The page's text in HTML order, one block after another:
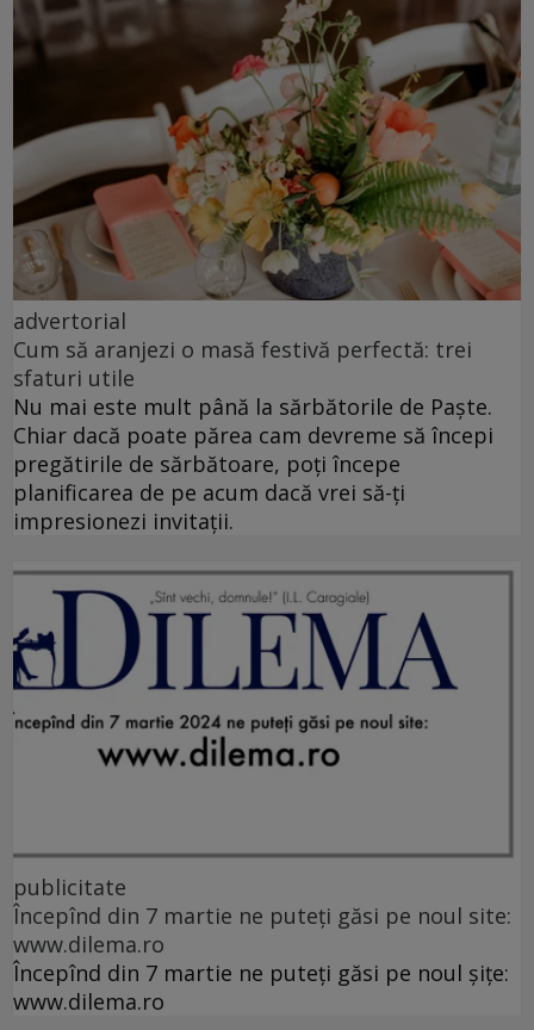
advertorial
Cum să aranjezi o masă festivă perfectă: trei
sfaturi utile
Nu mai este mult până la sărbătorile de Paște.
Chiar dacă poate părea cam devreme să începi
pregătirile de sărbătoare, poți începe
planificarea de pe acum dacă vrei să-ți
impresionezi invitații.
publicitate
Începînd din 7 martie ne puteți găsi pe noul site:
www.dilema.ro
Începînd din 7 martie ne puteți găsi pe noul șițe:
www.dilema.ro